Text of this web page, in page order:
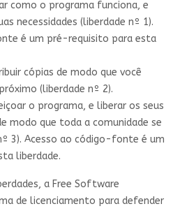
como o programa funciona, e
necessidades (liberdade nº 1).
é um pré-requisito para esta
cópias de modo que você
(liberdade nº 2).
o programa, e liberar os seus
modo que toda a comunidade se
3). Acesso ao código-fonte é um
liberdade.
a Free Software
de licenciamento para defender